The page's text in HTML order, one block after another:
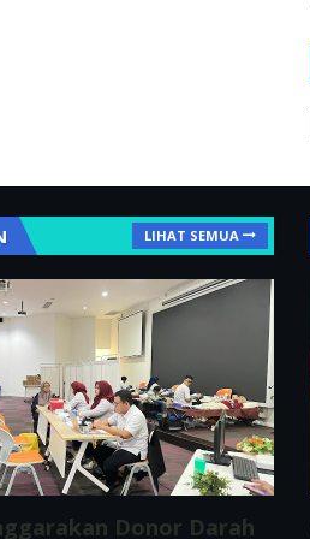
LIHAT SEMUA
Donor Darah